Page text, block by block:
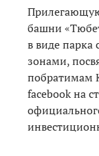
башни
в виде
зонами,
побратимам
facebook на